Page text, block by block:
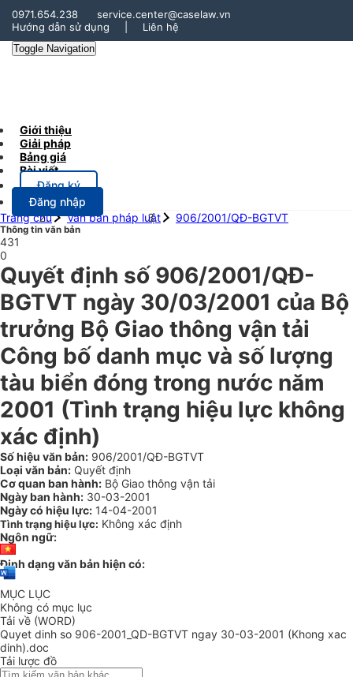
0971.654.238
service.center@caselaw.vn
Hướng dẫn sử dụng
Liên hệ
Toggle Navigation
Giới thiệu
Giải pháp
Bảng giá
Bài viết
Đăng ký
Đăng nhập
Trang chủ
Văn bản pháp luật 906/2001/QĐ-BGTVT
Thông tin văn bản
431
0
Quyết định số 906/2001/QĐ-
BGTVT ngày 30/03/2001 của Bộ
trưởng Bộ Giao thông vận tải
Công bố danh mục và số lượng
tàu biển đóng trong nước năm
2001 (Tình trạng hiệu lực không
xác định)
Số hiệu văn bản: 906/2001/QĐ-BGTVT
Loại văn bản: Quyết định
Cơ quan ban hành: Bộ Giao thông vận tải
Ngày ban hành: 30-03-2001
Ngày có hiệu lực: 14-04-2001
Tình trạng hiệu lực: Không xác định
Ngôn ngữ:
Định dạng văn bản hiện có:
MỤC LỤC
Không có mục lục
Tải về (WORD)
Quyet dinh so 906-2001_QD-BGTVT ngay 30-03-2001 (Khong xac
dinh).doc
Tải lược đồ